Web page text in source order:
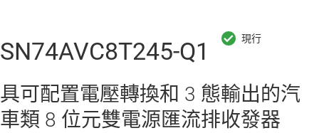
SN74AVC8T245-Q1
具可配置電壓轉換和 3 態輸出的汽
車類 8 位元雙電源匯流排收發器